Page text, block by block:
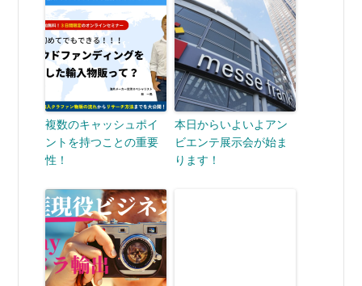
複数のキャッシュポイ
ントを持つことの重要
性！
本日からいよいよアン
ビエンテ展示会が始ま
ります！